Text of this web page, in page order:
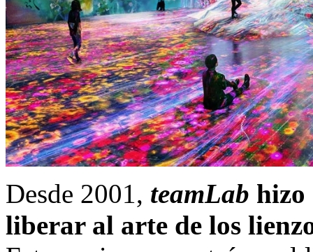
Desde 2001, teamLab hizo
liberar al arte de los